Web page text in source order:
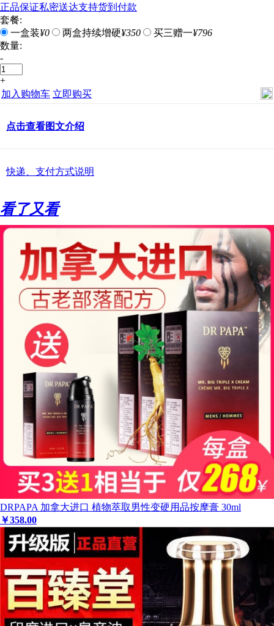
正品保证私密送达支持货到付款
套餐:
一盒装¥0 两盒持续增硬¥350 买三赠一¥796
数量:
-
+
加入购物车 立即购买
点击查看图文介绍
快递、支付方式说明
看了又看
DRPAPA 加拿大进口 植物萃取男性变硬用品按摩膏 30ml
￥358.00